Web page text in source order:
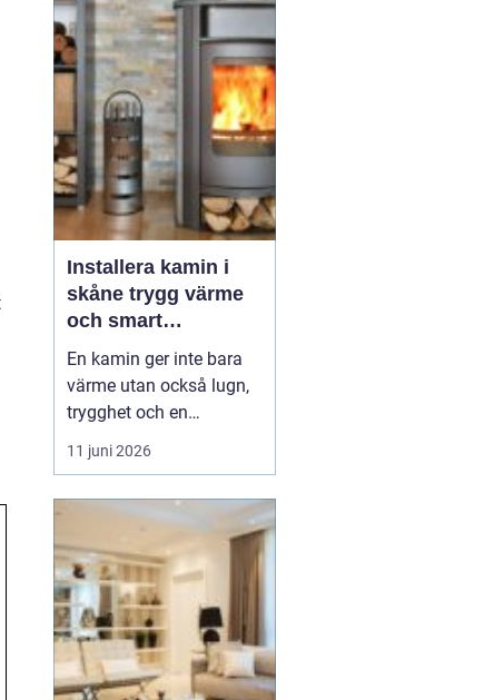
framåt. Den som
planerar renovering,
tillbyggnad eller nytt
bygge tjänar därför på
att tänk...
Installera kamin i
skåne trygg värme
och smart
investering
En kamin ger inte bara
värme utan också lugn,
trygghet och en
ombonad känsla i
hemmet. Allt fler
ser fördelarna med att
kombinera elvärme eller
fjärrvärme med en
kamin, både för
ekonomins och
klimatets skull.
Samtidigt ställs...
11 juni 2026